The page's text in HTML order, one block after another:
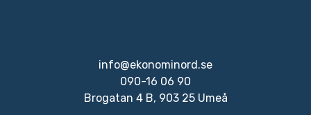
info@ekonominord.se
090-16 06 90
Brogatan 4 B, 903 25 Umeå